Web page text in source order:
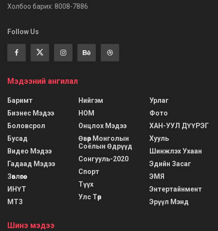
Холбоо барих: 8008-7886
Follow Us
Мэдээний ангилал
Баримт
Бизнес Мэдээ
Боловсрол
Бусад
Видео Мэдээ
Гадаад Мэдээ
Зөвлөгөө
ИНҮТ
МТЗ
Нийгэм
НОМ
Онцлох Мэдээ
Өвөр Монголын
Соёлын Өдрүүд
Сонгууль-2020
Спорт
Түүх
Улс Төр
Урлаг
Фото
ХАН-УУЛ ДҮҮРЭГ
Хууль
Шинжлэх Ухаан
Эдийн Засаг
ЭМЯ
Энтертайнмент
Эрүүл Мэнд
Шинэ мэдээ